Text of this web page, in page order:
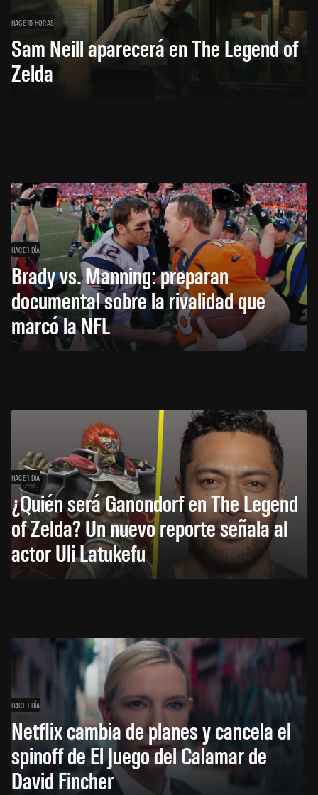
HACE 15 HORAS
Sam Neill aparecerá en The Legend of
Zelda
HACE 1 DÍA
Brady vs. Manning: preparan
documental sobre la rivalidad que
marcó la NFL
HACE 1 DÍA
¿Quién será Ganondorf en The Legend
of Zelda? Un nuevo reporte señala al
actor Uli Latukefu
HACE 1 DÍA
Netflix cambia de planes y cancela el
spinoff de El Juego del Calamar de
David Fincher